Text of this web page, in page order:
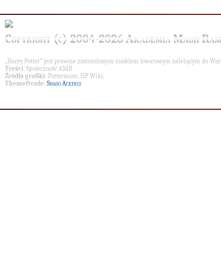
Copyright (c) 2004-2026 Akademia Magii
„Harry Potter” jest prawnie zastrzeżonym znakiem towarowym należącym do
Treści: Społeczność AMR
Źródła grafiki: Pottermore, HP Wiki.
Theme&code: Shado Ackerly